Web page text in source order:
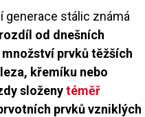
generace stálic známá
od dnešních
prvků těžších
křemíku nebo
složenytéměř
prvků vzniklých